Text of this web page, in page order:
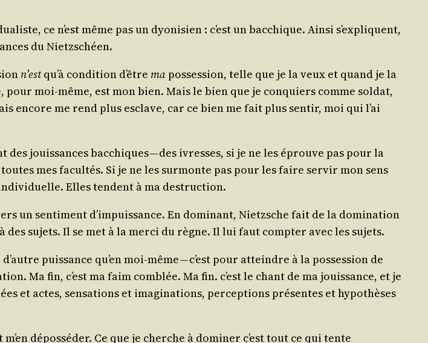
ce n’est même pas un dyo­ni­sien : c’est un bac­chique. Ain­si s’expliquent,
du Nietzschéen.
n’estqu’à condi­tion d’être ma pos­ses­sion, telle que je la veux et quand je la
moi-même, est mon bien. Mais le bien que je conquiers comme sol­dat,
encore me rend plus esclave, car ce bien me fait plus sen­tir, moi qui l’ai
jouis­sances bac­chiques — des ivresses, si je ne les éprouve pas pour la
mes facul­tés. Si je ne les sur­monte pas pour les faire ser­vir mon sens
Elles tendent à ma destruction.
un sen­ti­ment d’impuissance. En domi­nant, Nietzsche fait de la domi­na­tion
sujets. Il se met à la mer­ci du règne. Il lui faut comp­ter avec les sujets.
puis­sance qu’en moi-même — c’est pour atteindre à la pos­ses­sion de
Ma fin, c’est ma faim com­blée. Ma fin. c’est le chant de ma jouis­sance, et je
et actes, sen­sa­tions et ima­gi­na­tions, per­cep­tions pré­sentes et hypo­thèses
dépos­sé­der. Ce que je cherche à domi­ner c’est tout ce qui tente